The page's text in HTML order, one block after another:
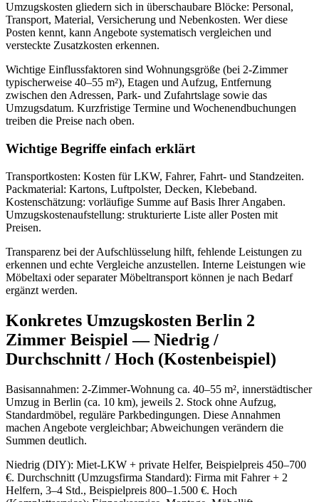
Umzugskosten gliedern sich in überschaubare Blöcke: Personal,
Transport, Material, Versicherung und Nebenkosten. Wer diese
Posten kennt, kann Angebote systematisch vergleichen und
versteckte Zusatzkosten erkennen.
Wichtige Einflussfaktoren sind Wohnungsgröße (bei 2‑Zimmer
typischerweise 40–55 m²), Etagen und Aufzug, Entfernung
zwischen den Adressen, Park‑ und Zufahrtslage sowie das
Umzugsdatum. Kurzfristige Termine und Wochenendbuchungen
treiben die Preise nach oben.
Wichtige Begriffe einfach erklärt
Transportkosten: Kosten für LKW, Fahrer, Fahrt‑ und Standzeiten.
Packmaterial: Kartons, Luftpolster, Decken, Klebeband.
Kostenschätzung: vorläufige Summe auf Basis Ihrer Angaben.
Umzugskostenaufstellung: strukturierte Liste aller Posten mit
Preisen.
Transparenz bei der Aufschlüsselung hilft, fehlende Leistungen zu
erkennen und echte Vergleiche anzustellen. Interne Leistungen wie
Möbeltaxi oder separater Möbeltransport können je nach Bedarf
ergänzt werden.
Konkretes Umzugskosten Berlin 2
Zimmer Beispiel — Niedrig /
Durchschnitt / Hoch (Kostenbeispiel)
Basisannahmen: 2‑Zimmer‑Wohnung ca. 40–55 m², innerstädtischer
Umzug in Berlin (ca. 10 km), jeweils 2. Stock ohne Aufzug,
Standardmöbel, reguläre Parkbedingungen. Diese Annahmen
machen Angebote vergleichbar; Abweichungen verändern die
Summen deutlich.
Niedrig (DIY): Miet‑LKW + private Helfer, Beispielpreis 450–700
€. Durchschnitt (Umzugsfirma Standard): Firma mit Fahrer + 2
Helfern, 3–4 Std., Beispielpreis 800–1.500 €. Hoch